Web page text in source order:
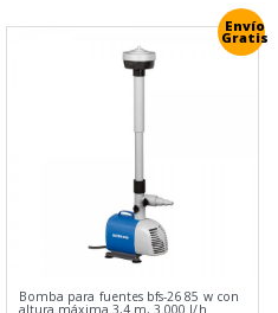
Envío
Gratis
Bomba para fuentes bfs-26 85 w con
altura máxima 3,4 m, 3.000 l/h